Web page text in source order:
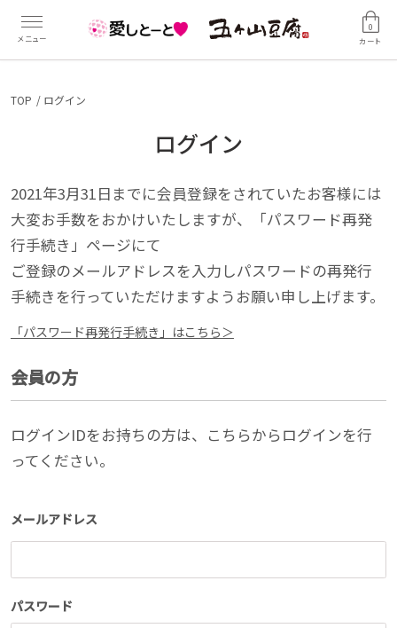
カート
0
TOP ログイン
ログイン
2021年3月31日までに会員登録をされていたお客様には
大変お手数をおかけいたしますが、「パスワード再発
行手続き」ページにて
ご登録のメールアドレスを入力しパスワードの再発行
手続きを行っていただけますようお願い申し上げます。
「パスワード再発行手続き」はこちら＞
会員の方
ログインIDをお持ちの方は、こちらからログインを行
ってください。
メールアドレス
パスワード